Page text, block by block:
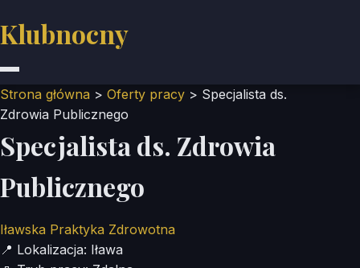
Klubnocny
Strona główna > Oferty pracy > Specjalista ds.
Zdrowia Publicznego
Specjalista ds. Zdrowia
Publicznego
Iławska Praktyka Zdrowotna
📍 Lokalizacja: Iława